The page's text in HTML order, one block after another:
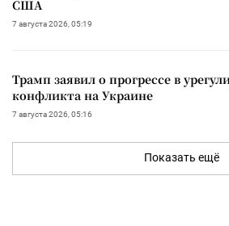
США
7 августа 2026, 05:19
Трамп заявил о прогрессе в
конфликта на Украине
7 августа 2026, 05:16
Показать ещё